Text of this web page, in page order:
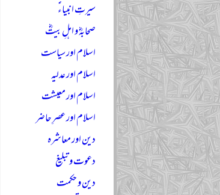
سیرتِ انبیاءؑ
صحابہؓ و اہلِ بیتؓ
اسلام اور سیاست
اسلام اور عدلیہ
اسلام اور معیشت
اسلام اور عصرِ حاضر
دین اور معاشرہ
دعوت و تبلیغ
دین و حکمت